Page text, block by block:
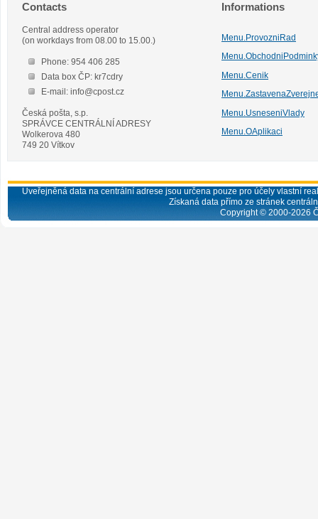
Contacts
Central address operator
(on workdays from 08.00 to 15.00.)
Phone: 954 406 285
Data box ČP: kr7cdry
E-mail: info@cpost.cz
Česká pošta, s.p.
SPRÁVCE CENTRÁLNÍ ADRESY
Wolkerova 480
749 20 Vítkov
Informations
Menu.ProvozniRad
Menu.Cenik
Menu.UsneseniVlady
Menu.OAplikaci
Uveřejněná data na centrální adrese jsou určena pouze pro účely vlastní
Získaná data přímo ze stránek
Copyright © 2000-2026